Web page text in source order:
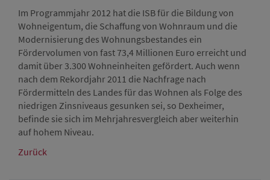
Im Programmjahr 2012 hat die ISB für die Bildung von
Wohneigentum, die Schaffung von Wohnraum und die
Modernisierung des Wohnungsbestandes ein
Fördervolumen von fast 73,4 Millionen Euro erreicht und
damit über 3.300 Wohneinheiten gefördert. Auch wenn
nach dem Rekordjahr 2011 die Nachfrage nach
Fördermitteln des Landes für das Wohnen als Folge des
niedrigen Zinsniveaus gesunken sei, so Dexheimer,
befinde sie sich im Mehrjahresvergleich aber weiterhin
auf hohem Niveau.
Zurück